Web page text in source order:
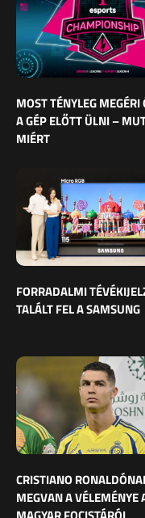
MOST TÉNYLEG MEGÉRI
A GÉP ELŐTT ÜLNI –
MIÉRT
FORRADALMI
TALÁLT FEL A SAMSUNG
CRISTIANO
MEGVAN A VÉLEMÉNYE